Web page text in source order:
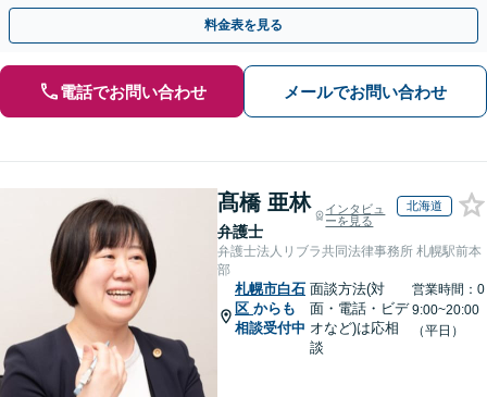
トップで対応します【休日・夜間面談OK】
料金表を見る
電話でお問い合わせ メールでお問い合わせ
髙橋 亜林
弁護士
インタビュ
ーを見る
北海道
弁護士法人リブラ共同法律事務所 札幌駅前本
部
札幌市白石
区 からも
相談受付中
面談方法(対
面・電話・ビデ
オなど)は応相
談
営業時間：0
9:00~20:00
（平日）